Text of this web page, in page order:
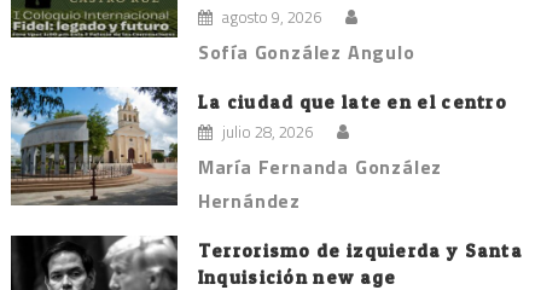
agosto 9, 2026
Sofía González Angulo
La ciudad que late en el centro
julio 28, 2026
María Fernanda González
Hernández
Terrorismo de izquierda y Santa
Inquisición new age